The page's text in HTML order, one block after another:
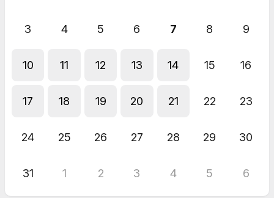
3 4 5 6 7 8 9
10 11 12 13 14 15 16
17 18 19 20 21 22 23
24 25 26 27 28 29 30
31 1 2 3 4 5 6